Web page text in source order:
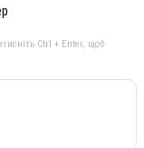
Ctrl + Enter, щоб